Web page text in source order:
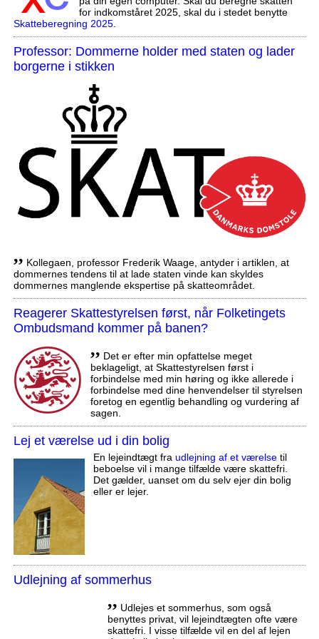
for indkomståret 2025, skal du i stedet benytte
Skatteberegning 2025.
Professor: Dommerne holder med staten og lader
borgerne i stikken
,, Kollegaen, professor Frederik Waage, antyder i artiklen, at
dommernes tendens til at lade staten vinde kan skyldes
dommernes manglende ekspertise på skatteområdet.
Reagerer Skattestyrelsen først, når Folketingets
Ombudsmand kommer på banen?
,, Det er efter min opfattelse meget
beklageligt, at Skattestyrelsen først i
forbindelse med min høring og ikke allerede i
forbindelse med dine henvendelser til styrelsen
foretog en egentlig behandling og vurdering af
sagen.
Lej et værelse ud i din bolig
En lejeindtægt fra udlejning af et værelsetil
beboelse vil i mange tilfælde være skattefri.
Det gælder, uanset om du selv ejer din bolig
eller er lejer.
Udlejning af sommerhus
,, Udlejes et sommerhus, som også
benyttes privat, vil lejeindtægten ofte være
skattefri. I visse tilfælde vil en del af lejen